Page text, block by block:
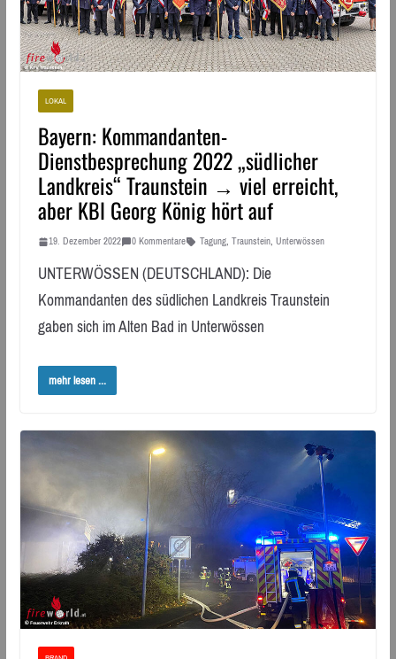
LOKAL
Bayern: Kommandanten-
Dienstbesprechung 2022 „südlicher
Landkreis“ Traunstein → viel erreicht,
aber KBI Georg König hört auf
19. Dezember 2022 0 Kommentare Tagung, Traunstein, Unterwössen
UNTERWÖSSEN (DEUTSCHLAND): Die
Kommandanten des südlichen Landkreis Traunstein
gaben sich im Alten Bad in Unterwössen
mehr lesen ...